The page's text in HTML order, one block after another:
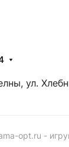
ул.
opt.ru -